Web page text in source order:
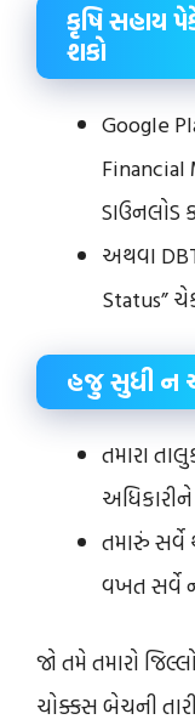
કૃષિ સહાય
શકો
Google
Financial
ડાઉનલોડ
અથવા
Status”
હજુ સુધી ન
તમારા
તમારું
વખત સર્વે
જો તમે તમારો
ચોક્કસ બેચની